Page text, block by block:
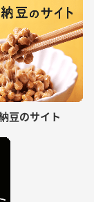
豆のサイト